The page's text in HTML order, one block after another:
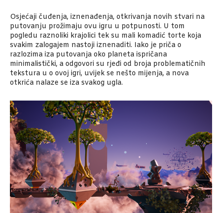
Osjećaji čuđenja, iznenađenja, otkrivanja novih stvari na
putovanju prožimaju ovu igru u potpunosti. U tom
pogledu raznoliki krajolici tek su mali komadić torte koja
svakim zalogajem nastoji iznenaditi. Iako je priča o
razlozima iza putovanja oko planeta ispričana
minimalistički, a odgovori su rjeđi od broja problematičnih
tekstura u o ovoj igri, uvijek se nešto mijenja, a nova
otkrića nalaze se iza svakog ugla.